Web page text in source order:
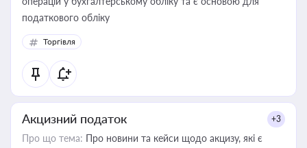
податкового обліку
Торгівля
Акцизний податок +3
Про що тема: Про новини та кейси щодо акцизу, які є